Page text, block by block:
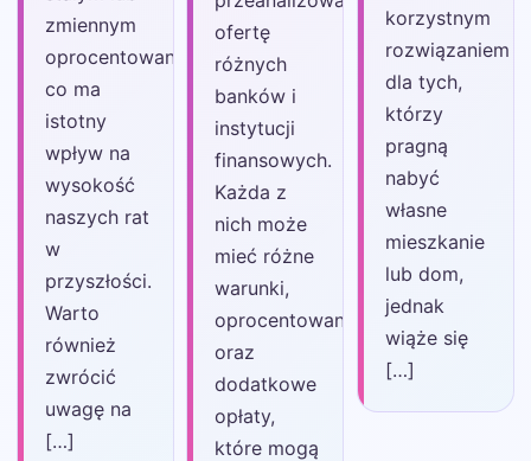
zmiennym
oprocentowaniu,
co ma
istotny
wpływ na
wysokość
naszych rat
w
przyszłości.
Warto
również
zwrócić
uwagę na
[…]
ofertę
różnych
banków i
instytucji
finansowych.
Każda z
nich może
mieć różne
warunki,
oprocentowanie
oraz
dodatkowe
opłaty,
które mogą
korzystnym
rozwiązaniem
dla tych,
którzy
pragną
nabyć
własne
mieszkanie
lub dom,
jednak
wiąże się
[…]